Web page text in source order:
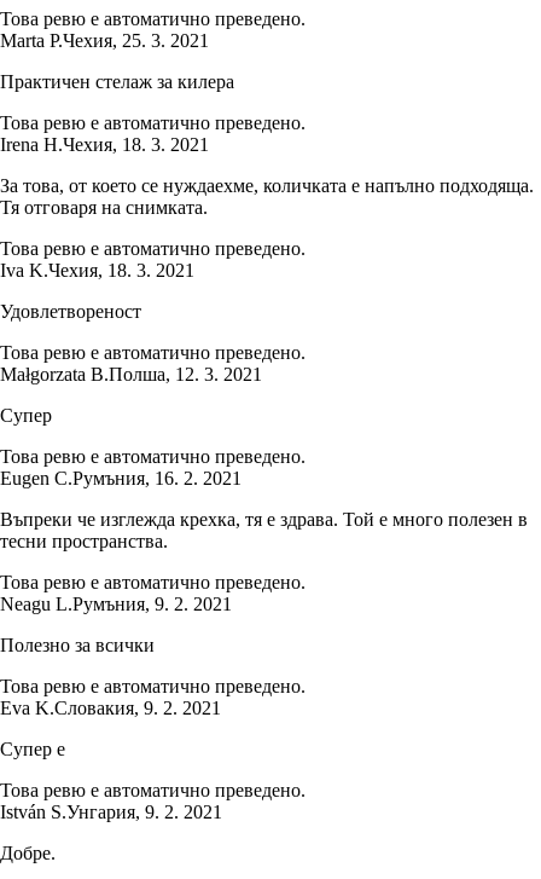
Това ревю е автоматично преведено.
Marta P.Чехия, 25. 3. 2021
Практичен стелаж за килера
Това ревю е автоматично преведено.
Irena H.Чехия, 18. 3. 2021
За това, от което се нуждаехме, количката е напълно подходяща.
Тя отговаря на снимката.
Това ревю е автоматично преведено.
Iva K.Чехия, 18. 3. 2021
Удовлетвореност
Това ревю е автоматично преведено.
Małgorzata B.Полша, 12. 3. 2021
Супер
Това ревю е автоматично преведено.
Eugen C.Румъния, 16. 2. 2021
Въпреки че изглежда крехка, тя е здрава. Той е много полезен в
тесни пространства.
Това ревю е автоматично преведено.
Neagu L.Румъния, 9. 2. 2021
Полезно за всички
Това ревю е автоматично преведено.
Eva K.Словакия, 9. 2. 2021
Супер е
Това ревю е автоматично преведено.
István S.Унгария, 9. 2. 2021
Добре.